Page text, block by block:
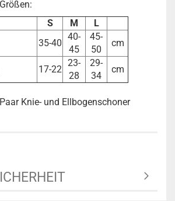
S
M
L
35-40
40-
45
45-
50
cm
17-22
23-
28
29-
34
cm
Knie- und Ellbogenschoner